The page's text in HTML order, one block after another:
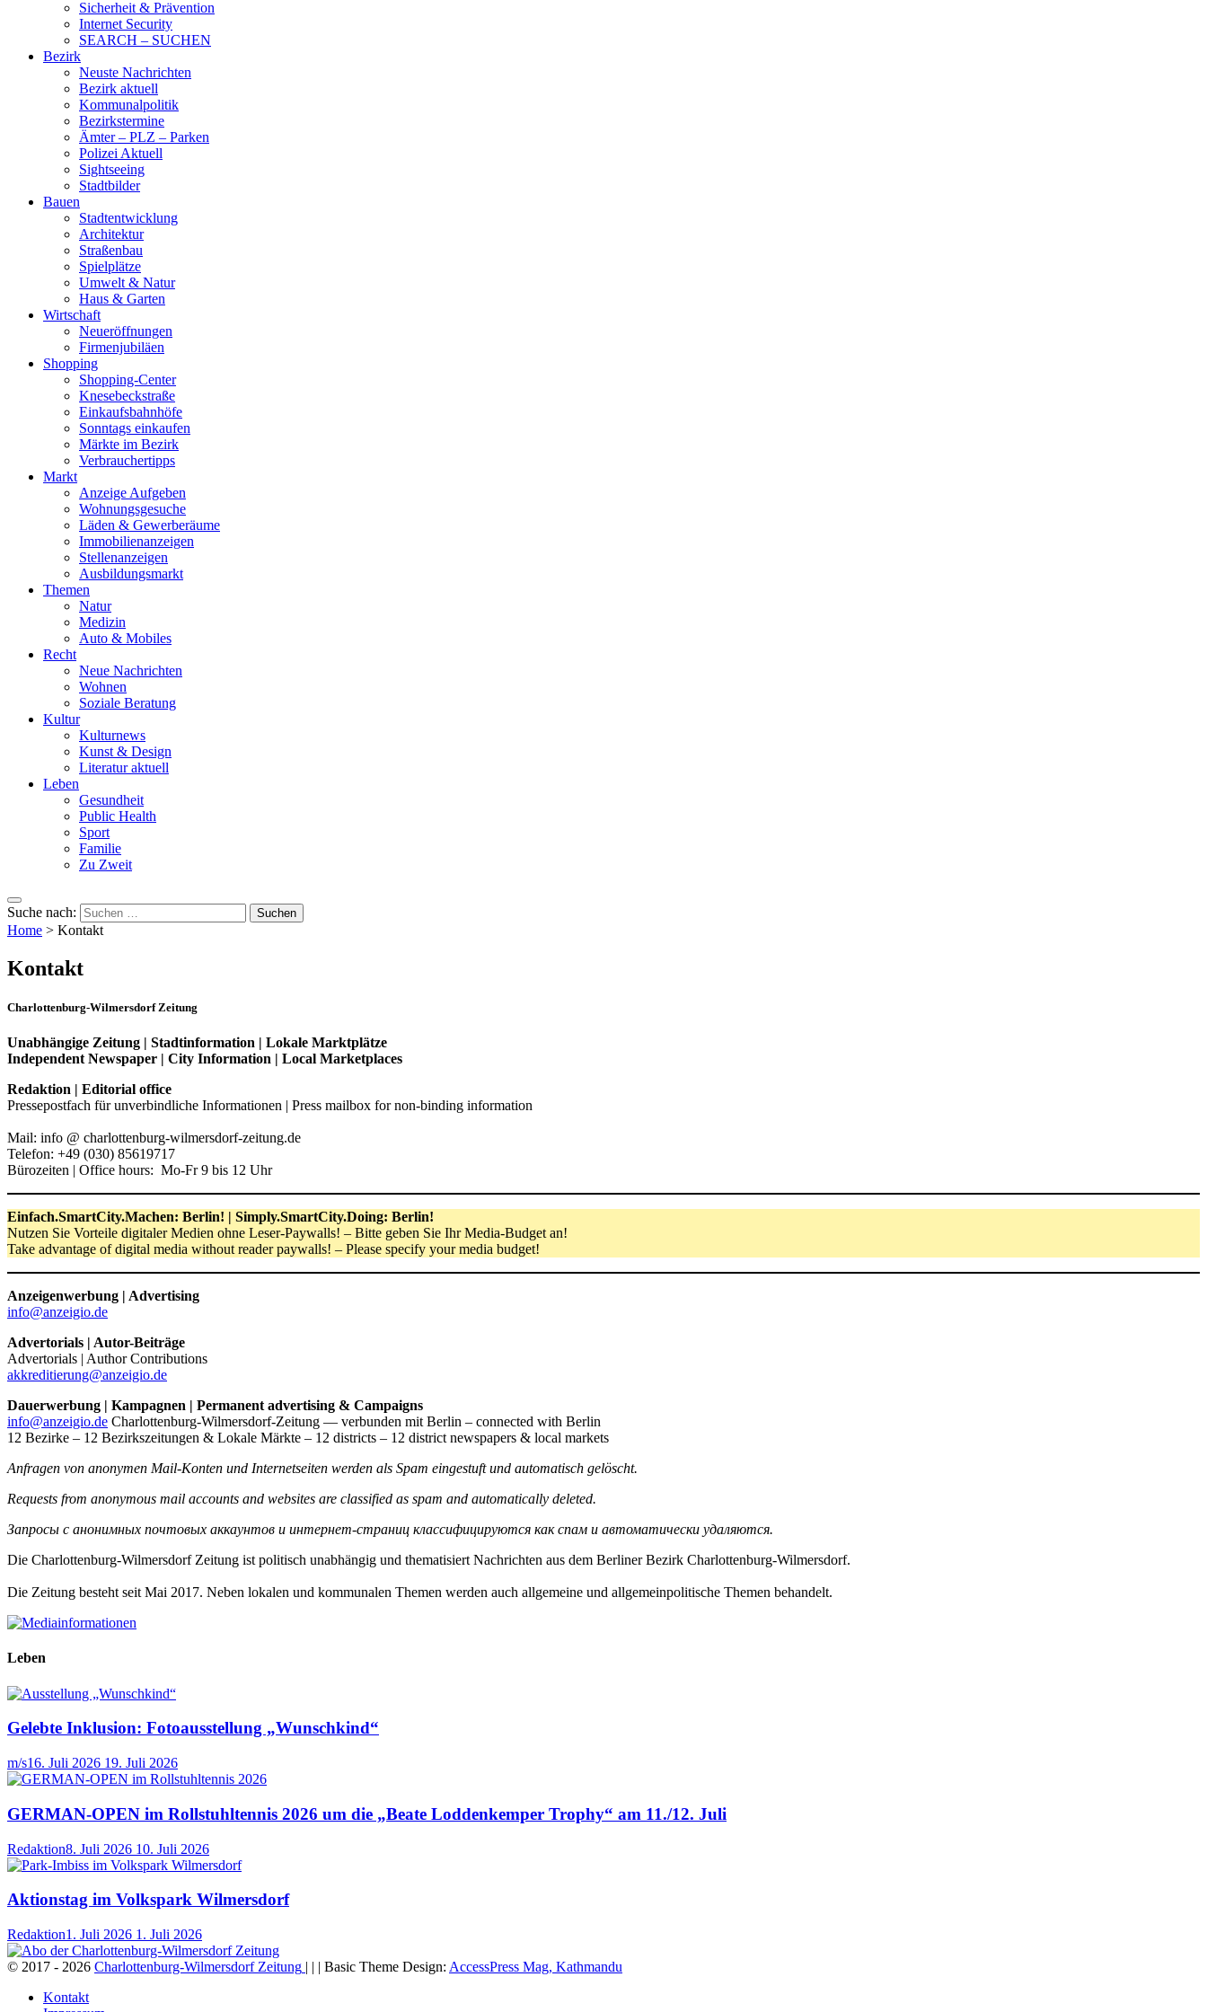
Sicherheit & Prävention
Internet Security
SEARCH – SUCHEN
Bezirk
Neuste Nachrichten
Bezirk aktuell
Kommunalpolitik
Bezirkstermine
Ämter – PLZ – Parken
Polizei Aktuell
Sightseeing
Stadtbilder
Bauen
Stadtentwicklung
Architektur
Straßenbau
Spielplätze
Umwelt & Natur
Haus & Garten
Wirtschaft
Neueröffnungen
Firmenjubiläen
Shopping
Shopping-Center
Knesebeckstraße
Einkaufsbahnhöfe
Sonntags einkaufen
Märkte im Bezirk
Verbrauchertipps
Markt
Anzeige Aufgeben
Wohnungsgesuche
Läden & Gewerberäume
Immobilienanzeigen
Stellenanzeigen
Ausbildungsmarkt
Themen
Natur
Medizin
Auto & Mobiles
Recht
Neue Nachrichten
Wohnen
Soziale Beratung
Kultur
Kulturnews
Kunst & Design
Literatur aktuell
Leben
Gesundheit
Public Health
Sport
Familie
Zu Zweit
Suche nach:
Home > Kontakt
Kontakt
Charlottenburg-Wilmersdorf Zeitung
Unabhängige Zeitung | Stadtinformation | Lokale Marktplätze
Independent Newspaper | City Information | Local Marketplaces
Redaktion | Editorial office
Pressepostfach für unverbindliche Informationen | Press mailbox for non-binding information
Mail: info @ charlottenburg-wilmersdorf-zeitung.de
Telefon: +49 (030) 85619717
Bürozeiten | Office hours: Mo-Fr 9 bis 12 Uhr
Einfach.SmartCity.Machen: Berlin! | Simply.SmartCity.Doing: Berlin!
Nutzen Sie Vorteile digitaler Medien ohne Leser-Paywalls! – Bitte geben Sie Ihr Media-Budget an!
Take advantage of digital media without reader paywalls! – Please specify your media budget!
Anzeigenwerbung | Advertising
info@anzeigio.de
Advertorials | Autor-Beiträge
Advertorials | Author Contributions
akkreditierung@anzeigio.de
Dauerwerbung | Kampagnen | Permanent advertising & Campaigns
info@anzeigio.de Charlottenburg-Wilmersdorf-Zeitung — verbunden mit Berlin – connected with Berlin
12 Bezirke – 12 Bezirkszeitungen & Lokale Märkte – 12 districts – 12 district newspapers & local markets
Anfragen von anonymen Mail-Konten und Internetseiten werden als Spam eingestuft und automatisch gelöscht.
Requests from anonymous mail accounts and websites are classified as spam and automatically deleted.
Запросы с анонимных почтовых аккаунтов и интернет-страниц классифицируются как спам и автоматически удаляются.
Die Charlottenburg-Wilmersdorf Zeitung ist politisch unabhängig und thematisiert Nachrichten aus dem Berliner Bezirk Charlottenburg-Wilmersdorf.
Die Zeitung besteht seit Mai 2017. Neben lokalen und kommunalen Themen werden auch allgemeine und allgemeinpolitische Themen behandelt.
Leben
Gelebte Inklusion: Fotoausstellung „Wunschkind“
m/s16. Juli 2026 19. Juli 2026
GERMAN-OPEN im Rollstuhltennis 2026 um die „Beate Loddenkemper Trophy“ am 11./12. Juli
Redaktion8. Juli 2026 10. Juli 2026
Aktionstag im Volkspark Wilmersdorf
Redaktion1. Juli 2026 1. Juli 2026
© 2017 - 2026 Charlottenburg-Wilmersdorf Zeitung | | | Basic Theme Design: AccessPress Mag, Kathmandu
Kontakt